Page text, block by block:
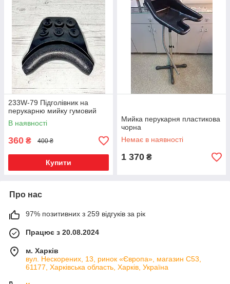
233W-79 Підголівник на
перукарню мийку гумовий
В наявності
360 ₴ 400 ₴
Купити
Мийка перукарня пластикова
чорна
Немає в наявності
1 370 ₴
Про нас
97% позитивних з 259 відгуків за рік
Працює з 20.08.2024
м. Харків
вул. Нескорених, 13, ринок «Європа», магазин С53,
61177, Харківська область, Харків, Україна